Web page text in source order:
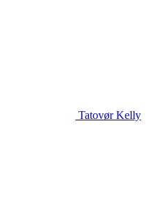
Tatovør Kelly